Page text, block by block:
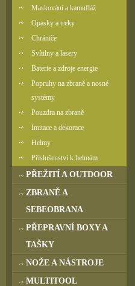
Maskování a kamufláž
Opasky a treky
Chrániče
Svítilny a lasery
Baterie a zdroje energie
Popruhy na zbraně a nosné
systémy
Pouzdra na zbraně
Imitace a dekorace
Helmy
Příslušenství k helmám
PŘEŽITÍ A OUTDOOR
ZBRANĚ A
SEBEOBRANA
PŘEPRAVNÍ BOXY A
TAŠKY
NOŽE A NÁSTROJE
MULTITOOL